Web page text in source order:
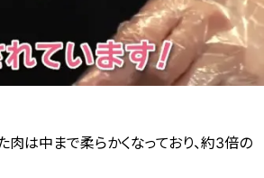
は中まで柔らかくなっており、約3倍の